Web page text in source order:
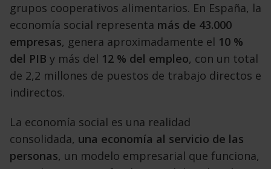
grupos cooperativos alimentarios. En España, la
economía social representa más de 43.000
empresas, genera aproximadamente el 10 %
del PIB y más del 12 % del empleo, con un total
de 2,2 millones de puestos de trabajo directos e
indirectos.
La economía social es una realidad
consolidada, una economía al servicio de las
personas, un modelo empresarial que funciona,